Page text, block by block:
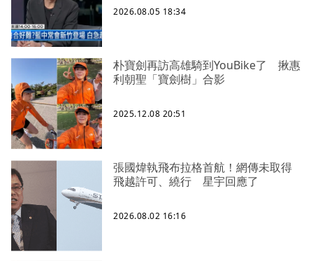
2026.08.05 18:34
朴寶劍再訪高雄騎到YouBike了 揪惠
利朝聖「寶劍樹」合影
2025.12.08 20:51
張國煒執飛布拉格首航！網傳未取得
飛越許可、繞行 星宇回應了
2026.08.02 16:16